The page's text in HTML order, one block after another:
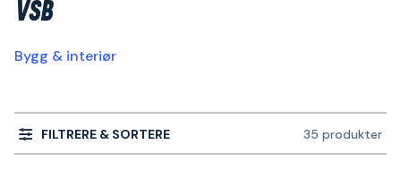
VSB
Bygg & interiør
FILTRERE & SORTERE 35 produkter